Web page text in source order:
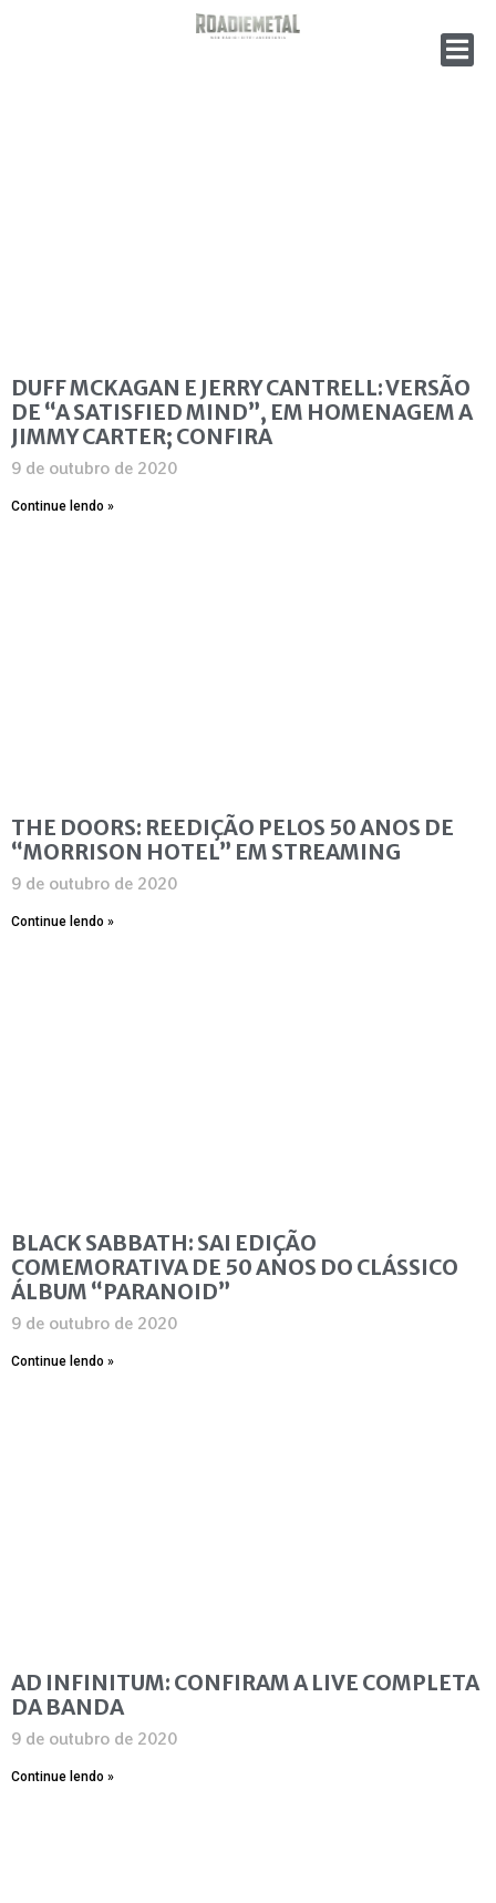
DUFF MCKAGAN E JERRY CANTRELL: VERSÃO
DE “A SATISFIED MIND”, EM HOMENAGEM A
JIMMY CARTER; CONFIRA
9 de outubro de 2020
Continue lendo »
THE DOORS: REEDIÇÃO PELOS 50 ANOS DE
“MORRISON HOTEL” EM STREAMING
9 de outubro de 2020
Continue lendo »
BLACK SABBATH: SAI EDIÇÃO
COMEMORATIVA DE 50 ANOS DO CLÁSSICO
ÁLBUM “PARANOID”
9 de outubro de 2020
Continue lendo »
AD INFINITUM: CONFIRAM A LIVE COMPLETA
DA BANDA
9 de outubro de 2020
Continue lendo »